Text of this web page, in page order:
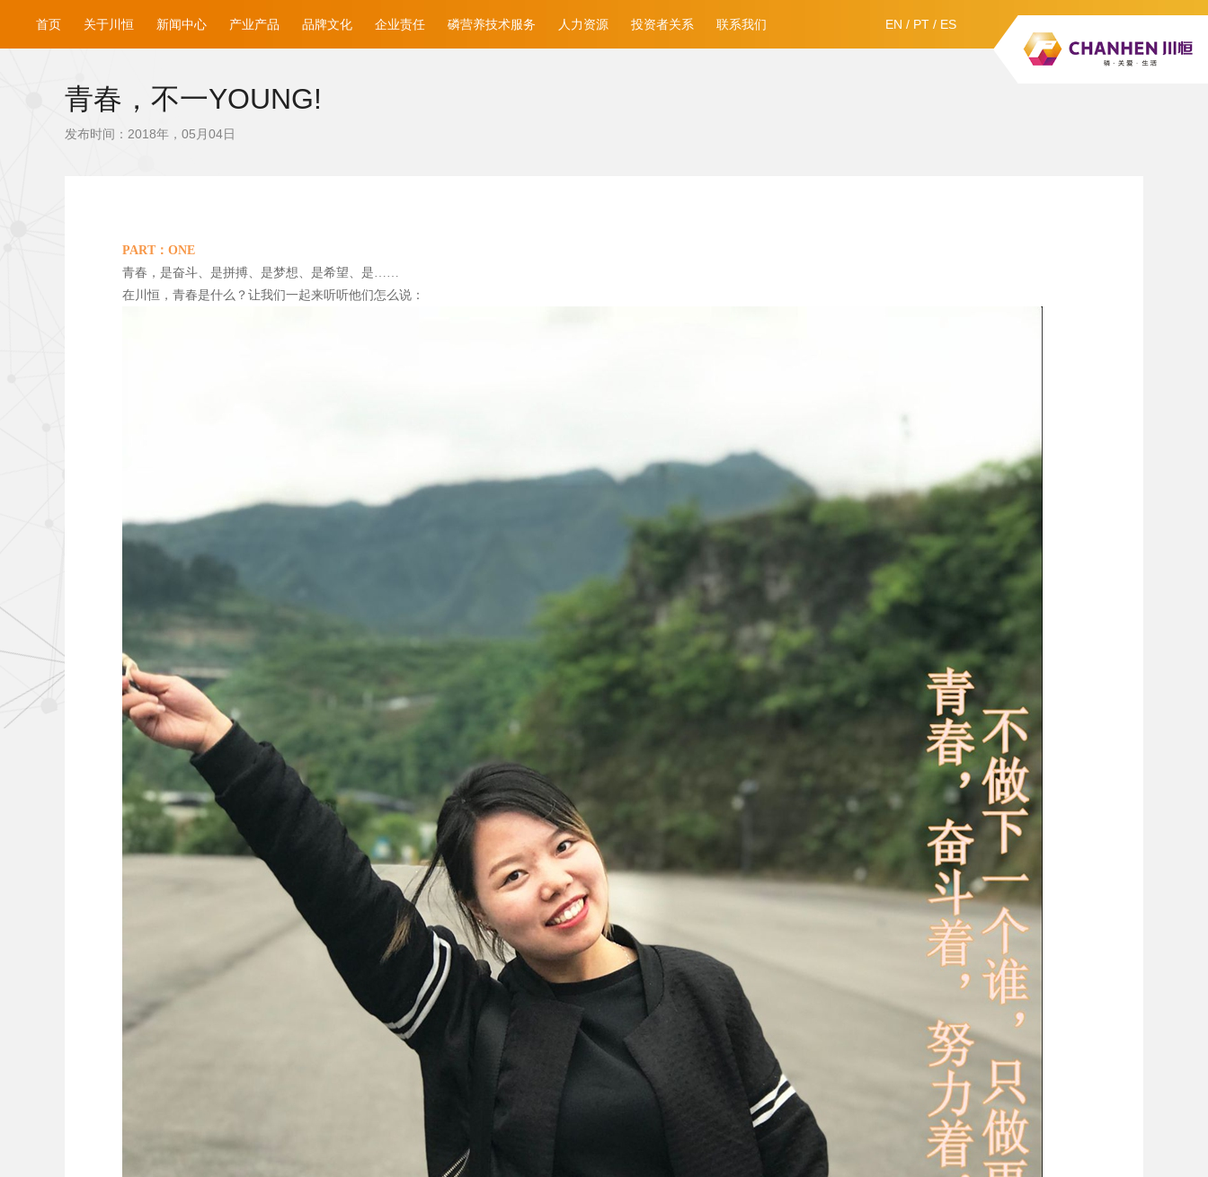
EN / PT / ES
首页 关于川恒 新闻中心 产业产品 品牌文化 企业责任 磷营养技术服务 人力资源 投资者关系 联系我们
青春，不一YOUNG!
发布时间：2018年，05月04日
PART ：ONE
青春，是奋斗、是拼搏、是梦想、是希望、是……
在川恒，青春是什么？让我们一起来听听他们怎么说：